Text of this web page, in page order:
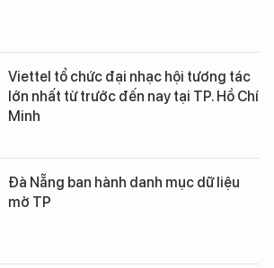
Viettel tổ chức đại nhạc hội tương tác
lớn nhất từ trước đến nay tại TP. Hồ Chí
Minh
Đà Nẵng ban hành danh mục dữ liệu
mở TP